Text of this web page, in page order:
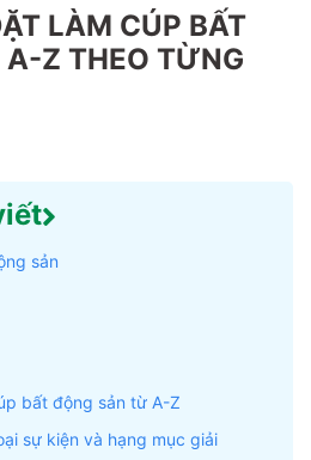
LÀM CÚP BẤT
Z THEO TỪNG
sản
bất động sản từ A-Z
sự kiện và hạng mục giải